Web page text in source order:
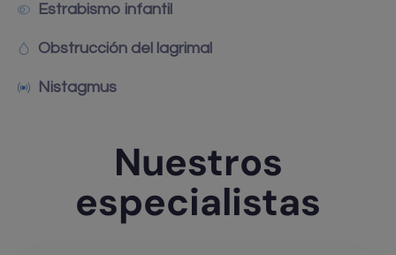
Estrabismo infantil
Obstrucción del lagrimal
Nistagmus
Nuestros
especialistas